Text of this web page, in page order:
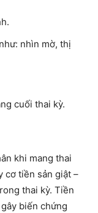
nhìn mờ, thị
cuối thai kỳ.
khi mang thai
cơ tiền sản giật –
thai kỳ. Tiền
biến chứng